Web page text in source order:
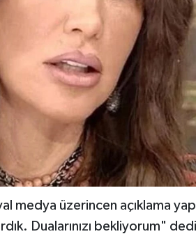
medya üzerincen açıklama
Dualarınızı bekliyorum"